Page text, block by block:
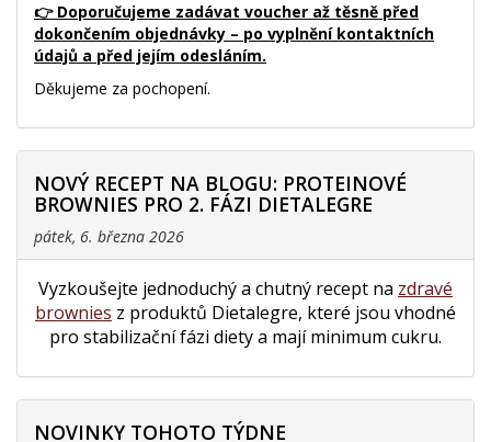
👉 Doporučujeme zadávat voucher až těsně před
dokončením objednávky – po vyplnění kontaktních
údajů a před jejím odesláním.
Děkujeme za pochopení.
NOVÝ RECEPT NA BLOGU: PROTEINOVÉ
BROWNIES PRO 2. FÁZI DIETALEGRE
pátek, 6. března 2026
Vyzkoušejte jednoduchý a chutný recept na zdravé
brownies z produktů Dietalegre, které jsou vhodné
pro stabilizační fázi diety a mají minimum cukru.
NOVINKY TOHOTO TÝDNE